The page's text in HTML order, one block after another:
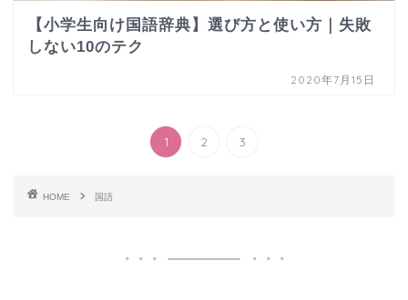
【小学生向け国語辞典】選び方と使い方｜失敗
しない10のテク
2020年7月15日
1 2 3
HOME 国語